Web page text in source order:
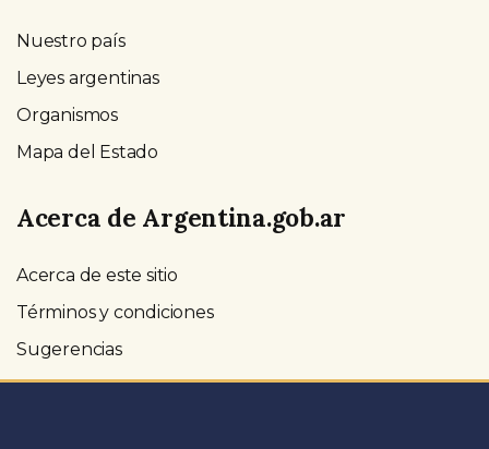
Nuestro país
Leyes argentinas
Organismos
Mapa del Estado
Acerca de Argentina.gob.ar
Acerca de este sitio
Términos y condiciones
Sugerencias